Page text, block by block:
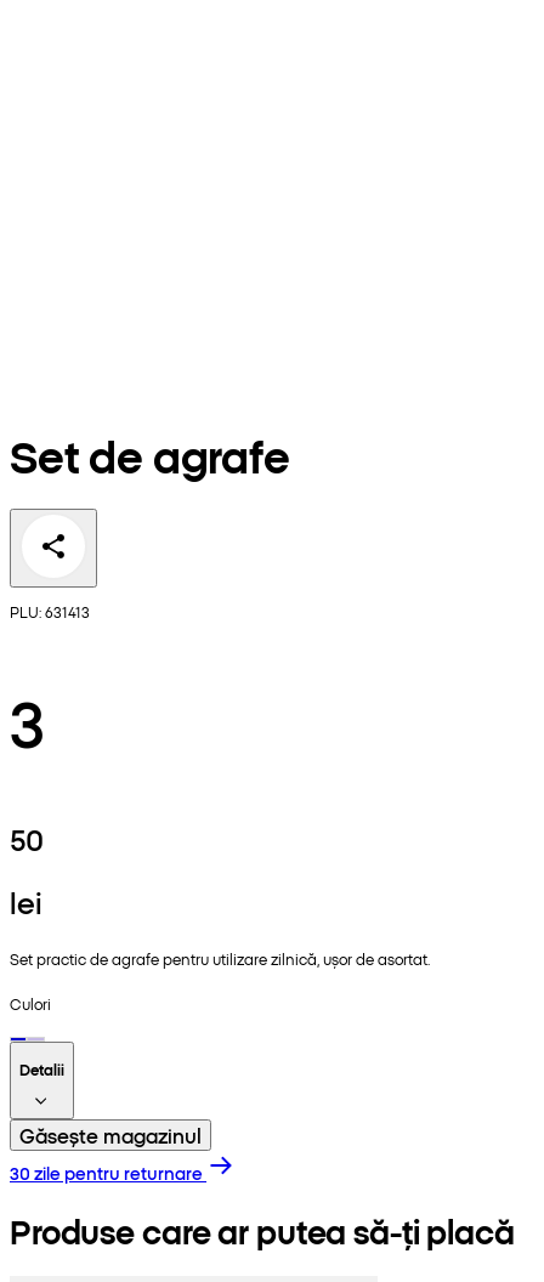
Set de agrafe
PLU: 631413
3
50
lei
Set practic de agrafe pentru utilizare zilnică, ușor de asortat.
Culori
Detalii
Găsește magazinul
30 zile pentru returnare
Produse care ar putea să-ți placă